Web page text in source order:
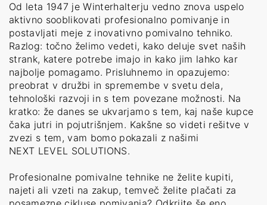
Od leta 1947 je Winterhalterju vedno znova uspelo
aktivno sooblikovati profesionalno pomivanje in
postavljati meje z inovativno pomivalno tehniko.
Razlog: točno želimo vedeti, kako deluje svet naših
strank, katere potrebe imajo in kako jim lahko kar
najbolje pomagamo. Prisluhnemo in opazujemo:
preobrat v družbi in spremembe v svetu dela,
tehnološki razvoji in s tem povezane možnosti. Na
kratko: že danes se ukvarjamo s tem, kaj naše kupce
čaka jutri in pojutrišnjem. Kakšne so videti rešitve v
zvezi s tem, vam bomo pokazali z našimi
NEXT LEVEL SOLUTIONS.
Profesionalne pomivalne tehnike ne želite kupiti,
najeti ali vzeti na zakup, temveč želite plačati za